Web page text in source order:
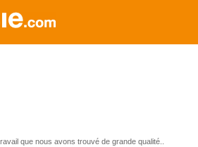
que nous avons trouvé de grande qualité..